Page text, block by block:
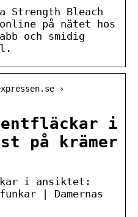
Strength Bleach
online på nätet hos
och smidig
›
i
på krämer
i ansiktet:
| Damernas